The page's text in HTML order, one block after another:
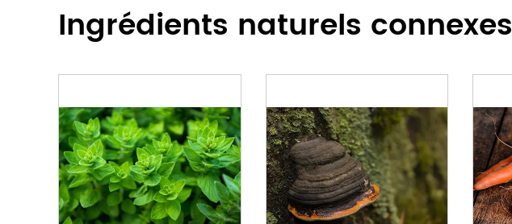
Ingrédients naturels connexes